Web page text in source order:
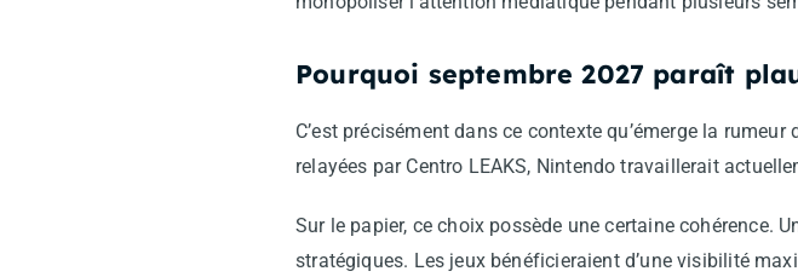
Pourquoi septembre 2027 paraît
C’est précisément dans ce contexte qu’émerge la
relayées par Centro LEAKS, Nintendo travaillerait
Sur le papier, ce choix possède une certaine cohérence.
stratégiques. Les jeux bénéficieraient d’une visibilité